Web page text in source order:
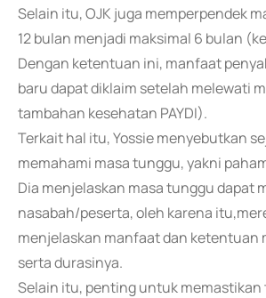
Selain itu, OJK juga memperpendek
12 bulan menjadi maksimal 6 bulan
Dengan ketentuan ini, manfaat
baru dapat diklaim setelah melewati
tambahan kesehatan PAYDI).
Terkait hal itu, Yossie menyebutkan
memahami masa tunggu, yakni
Dia menjelaskan masa tunggu dapat
nasabah/peserta, oleh karena
menjelaskan manfaat dan ketentuan
serta durasinya.
Selain itu, penting untuk